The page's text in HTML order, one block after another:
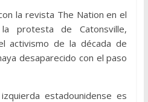
la revista The Nation en el
protesta de Catonsville,
activismo de la década de
desaparecido con el paso
estadounidense es